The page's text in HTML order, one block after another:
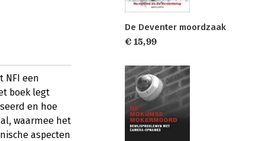
NFI een
boek legt
en hoe
waarmee het
aspecten
De Deventer moordzaak
€ 15,99